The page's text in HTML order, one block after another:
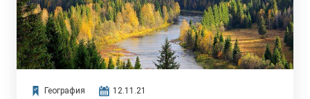
География 12.11.21